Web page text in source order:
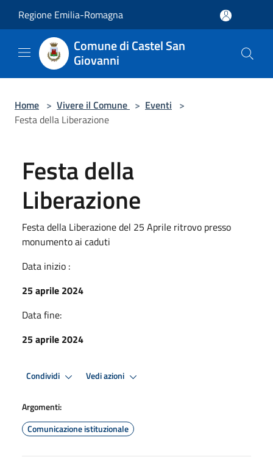
Regione Emilia-Romagna
Comune di Castel San
Giovanni
Home > Vivere il Comune > Eventi >
Festa della Liberazione
Festa della
Liberazione
Festa della Liberazione del 25 Aprile ritrovo presso
monumento ai caduti
Data inizio :
25 aprile 2024
Data fine:
25 aprile 2024
Condividi Vedi azioni
Argomenti:
Comunicazione istituzionale